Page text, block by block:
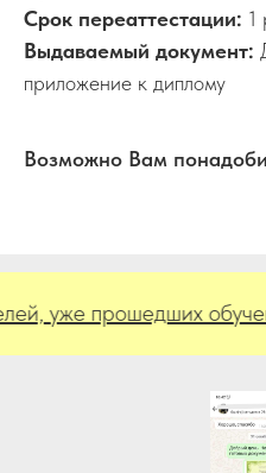
Срок переаттестации: 1
Выдаваемый документ:
приложение к диплому
Возможно Вам
уже прошедших